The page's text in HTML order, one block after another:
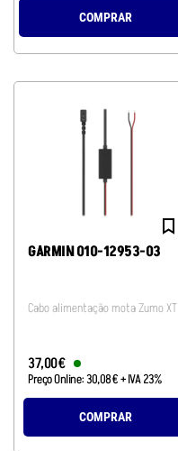
COMPRAR
GARMIN 010-12953-03
Cabo alimentação mota Zumo XT
37,00€
Preço Online:30,08€+ IVA 23%
COMPRAR